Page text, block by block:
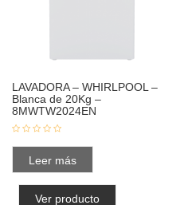
LAVADORA – WHIRLPOOL –
Blanca de 20Kg –
8MWTW2024EN
Leer más
Ver producto